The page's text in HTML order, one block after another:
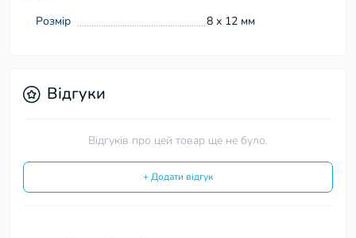
Розмір
8 х 12 мм
Відгуки
Відгуків про цей товар ще не було.
+ Додати відгук